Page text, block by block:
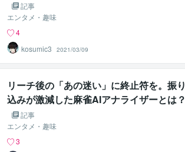
記事
エンタメ・趣味
4
kosumic3
2021/03/09
リーチ後の「あの迷い」に終止符を。振り
込みが激減した麻雀AIアナライザーとは？
記事
エンタメ・趣味
3